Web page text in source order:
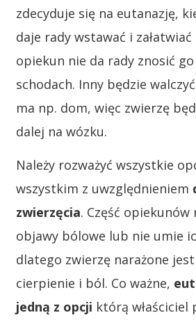
zdecyduje się na eutanazję,
daje rady wstawać i załatwiać
opiekun nie da rady znosić go
schodach. Inny będzie
ma np. dom, więc zwierzę
dalej na wózku.
Należy rozważyć wszystkie
wszystkim z uwzględnieniem
zwierzęcia. Część
objawy bólowe lub nie umie
dlatego zwierzę narażone
cierpienie i ból. Co ważne,
jedną z opcji którą właściciel